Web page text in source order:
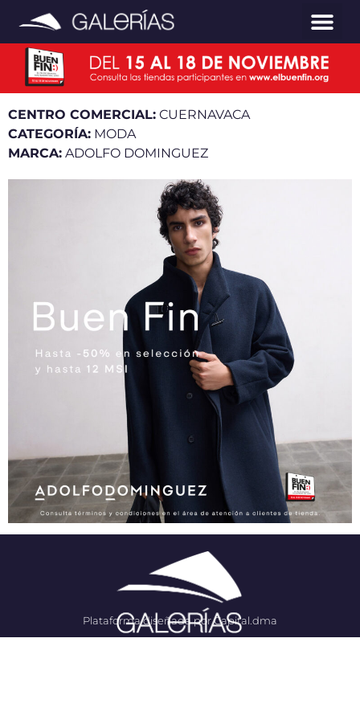
CENTRO COMERCIAL: CUERNAVACA
CATEGORÍA: MODA
MARCA: ADOLFO DOMINGUEZ
Plataforma diseñada por Capital.dma